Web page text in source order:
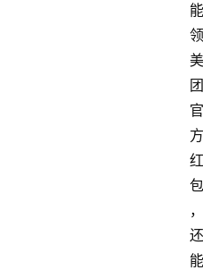
能
领
美
团
官
方
红
包
，
还
能